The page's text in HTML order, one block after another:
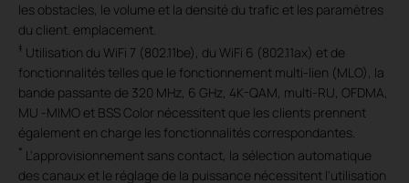
les obstacles, le volume et la densité du trafic et les paramètres
du client. emplacement.
‡ Utilisation du WiFi 7 (802.11be), du WiFi 6 (802.11ax) et de
fonctionnalités telles que le fonctionnement multi-lien (MLO), la
bande passante de 320 MHz, 6 GHz, 4K-QAM, multi-RU, OFDMA,
MU -MIMO et BSS Color nécessitent que les clients prennent
également en charge les fonctionnalités correspondantes.
* L'approvisionnement sans contact, la sélection automatique
des canaux et le réglage de la puissance nécessitent l'utilisation